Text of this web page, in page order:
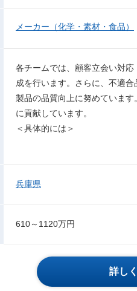
メーカー（化学・素材・食品）
各チームでは、顧客立会い対
成を行います。さらに、不適
製品の品質向上に努めていま
に貢献しています。
＜具体的には＞
兵庫県
610～1120万円
詳し